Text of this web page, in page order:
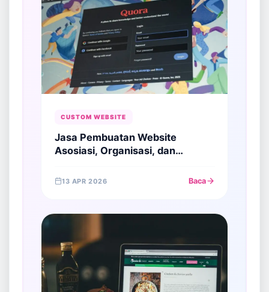
CUSTOM WEBSITE
Jasa Pembuatan Website
Asosiasi, Organisasi, dan
Era Digital
13 APR 2026 Baca